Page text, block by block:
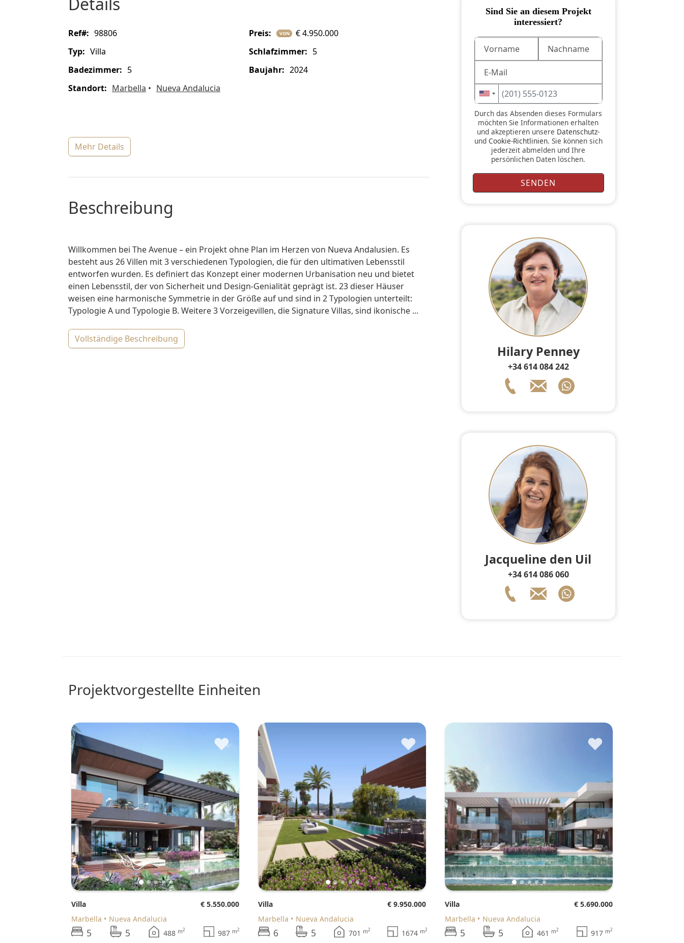
ref#: 98806 Preis: VON
€ 4.950.000
Typ:
Villa Schlafzimmer: 5
Badezimmer: 5 baujahr:
2024
Standort:
Marbella Nueva Andalucia
mehr Details
Beschreibung
Willkommen bei The Avenue – ein Projekt ohne Plan im Herzen von Nueva Andalusien. Es
besteht aus 26 Villen mit 3 verschiedenen Typologien, die für den ultimativen Lebensstil
entworfen wurden. Es definiert das Konzept einer modernen Urbanisation neu und bietet
einen Lebensstil, der von Sicherheit und Design-Genialität geprägt ist. 23 dieser Häuser
weisen eine harmonische Symmetrie in der Größe auf und sind in 2 Typologien unterteilt:
Typologie A und Typologie B. Weitere 3 Vorzeigevillen, die Signature Villas, sind ikonische ...
vollständige Beschreibung
Sind Sie an diesem Projekt
interessiert?
Durch das Absenden dieses Formulars
möchten Sie Informationen erhalten
und akzeptieren unsere Datenschutz-
und Cookie-Richtlinien. Sie können sich
jederzeit abmelden und Ihre
persönlichen Daten löschen.
Hilary Penney
+34 614 084 242
Jacqueline den Uil
+34 614 086 060
Projektvorgestellte Einheiten
♥
Villa
€ 5.550.000
Marbella
Nueva Andalucia
5 5 488 m2 987 m2
♥
Villa
€ 9.950.000
Marbella
Nueva Andalucia
6 5 701 m2 1674 m2
♥
Villa
€ 5.690.000
Marbella
Nueva Andalucia
5 5 461 m2 917 m2